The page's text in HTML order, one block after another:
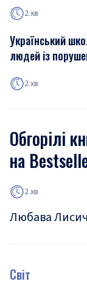
2 хв
Український
людей із
2 хв
Обгорілі
на
2 хв
Любава
Світ